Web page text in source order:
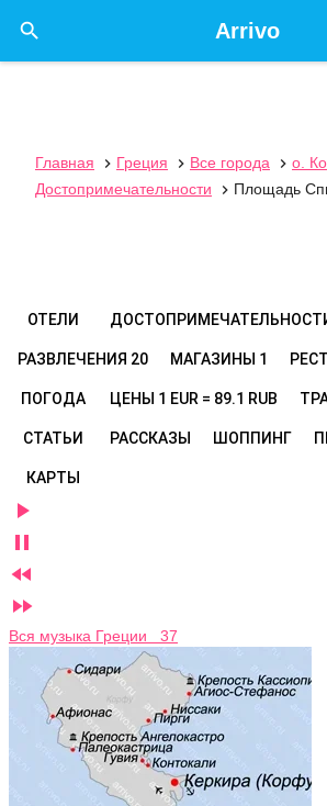
Arrivo

Главная  Греция  Все города  о.
Достопримечательности
 Площадь
ОТЕЛИ
РАЗВЛЕЧЕНИЯ 20 МАГАЗИНЫ 1
ПОГОДА ЦЕНЫ 1 EUR = 89.1 RUB
СТАТЬИ РАССКАЗЫ ШОППИНГ
КАРТЫ




Вся музыка Греции 37